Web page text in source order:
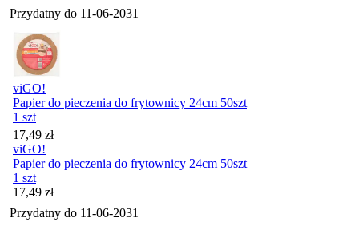
Przydatny do 11-06-2031
viGO!
Papier do pieczenia do frytownicy 24cm 50szt
1 szt
Cena
17,49 zł
viGO!
Papier do pieczenia do frytownicy 24cm 50szt
1 szt
Cena
17,49 zł
Przydatny do 11-06-2031